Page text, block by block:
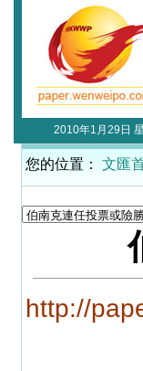
2010年1月29日
您的位置： 文匯
http://